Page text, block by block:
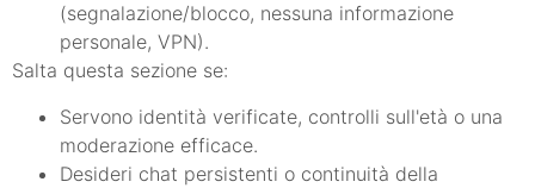
(segnalazione/blocco, nessuna informazione
personale, VPN).
Salta questa sezione se:
Servono identità verificate, controlli sull'età o una
moderazione efficace.
Desideri chat persistenti o continuità della